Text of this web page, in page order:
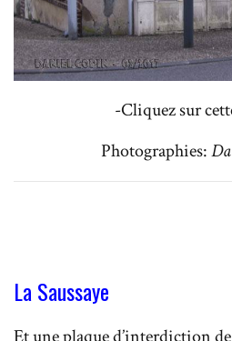
-Cliquez sur
Photographies:
La Saussaye